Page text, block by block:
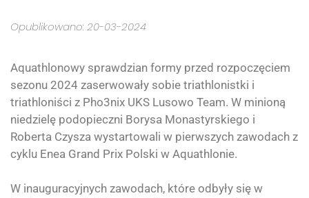
Opublikowano: 20-03-2024
Aquathlonowy sprawdzian formy przed rozpoczęciem
sezonu 2024 zaserwowały sobie triathlonistki i
triathloniści z Pho3nix UKS Lusowo Team. W minioną
niedzielę podopieczni Borysa Monastyrskiego i
Roberta Czysza wystartowali w pierwszych zawodach z
cyklu Enea Grand Prix Polski w Aquathlonie.
W inauguracyjnych zawodach, które odbyły się w